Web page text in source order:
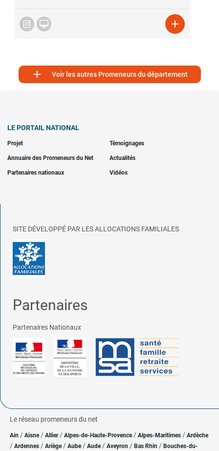
 
 Voir les autres Promeneurs du département
LE PORTAIL NATIONAL
Projet Témoignages
Annuaire des Promeneurs du Net Actualités
Partenaires nationaux Vidéos
SITE DÉVELOPPÉ PAR LES ALLOCATIONS FAMILIALES
Partenaires
Partenaires Nationaux
Le réseau promeneurs du net
Ain / Aisne/ Allier/ Alpes-de-Haute-Provence / Alpes-Maritimes / Ardèche
/ Ardennes / Ariège/ Aube/ Aude / Aveyron / Bas Rhin / Bouches-du-